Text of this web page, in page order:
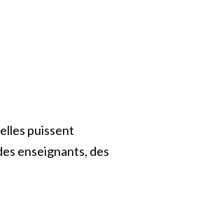
puissent
enseignants, des